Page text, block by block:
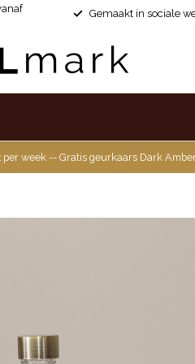
Gemaakt in sociale
week -- Gratis geurkaars Dark